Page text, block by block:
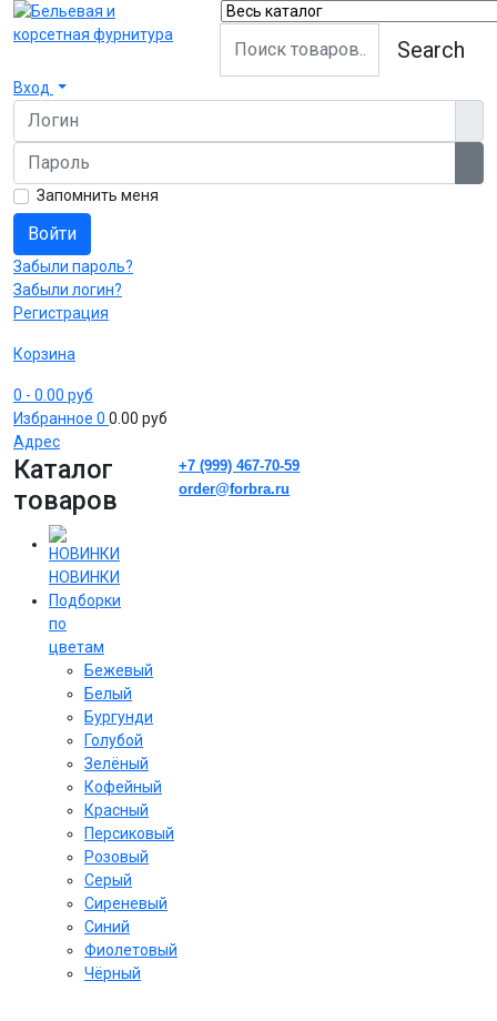
Search
Вход
Логин
Пароль
Запомнить меня
Войти
Забыли пароль?
Забыли логин?
Регистрация
Корзина
0 - 0.00 руб
Избранное 0 0.00 руб
Адрес
Каталог
товаров
НОВИНКИ
Подборки
по
цветам
Бежевый
Белый
Бургунди
Голубой
Зелёный
Кофейный
Красный
Персиковый
Розовый
Серый
Сиреневый
Cиний
Фиолетовый
Чёрный
+7 (999) 467-70-59
order@forbra.ru